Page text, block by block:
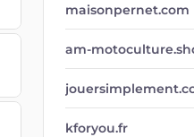
maisonpernet.com
am-
kforyou.fr